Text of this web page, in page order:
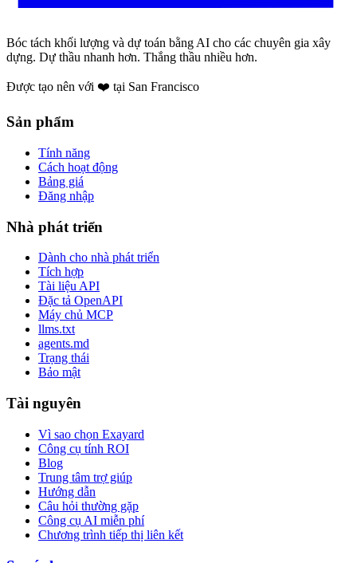
Bóc tách khối lượng và dự toán bằng AI cho các chuyên gia xây
dựng. Dự thầu nhanh hơn. Thắng thầu nhiều hơn.
Được tạo nên với ❤️ tại San Francisco
Sản phẩm
Tính năng
Cách hoạt động
Bảng giá
Đăng nhập
Nhà phát triển
Dành cho nhà phát triển
Tích hợp
Tài liệu API
Đặc tả OpenAPI
Máy chủ MCP
llms.txt
agents.md
Trạng thái
Bảo mật
Tài nguyên
Vì sao chọn Exayard
Công cụ tính ROI
Blog
Trung tâm trợ giúp
Hướng dẫn
Câu hỏi thường gặp
Công cụ AI miễn phí
Chương trình tiếp thị liên kết